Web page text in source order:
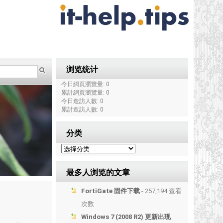
浏览统计
今日網頁瀏覽量: 0
累計網頁瀏覽量: 0
今日造訪人數: 0
累計造訪人數: 0
分类
最多人浏览的文章
FortiGate 固件下载 - 257,194 查看
次数
Windows 7 (2008 R2) 更新出现